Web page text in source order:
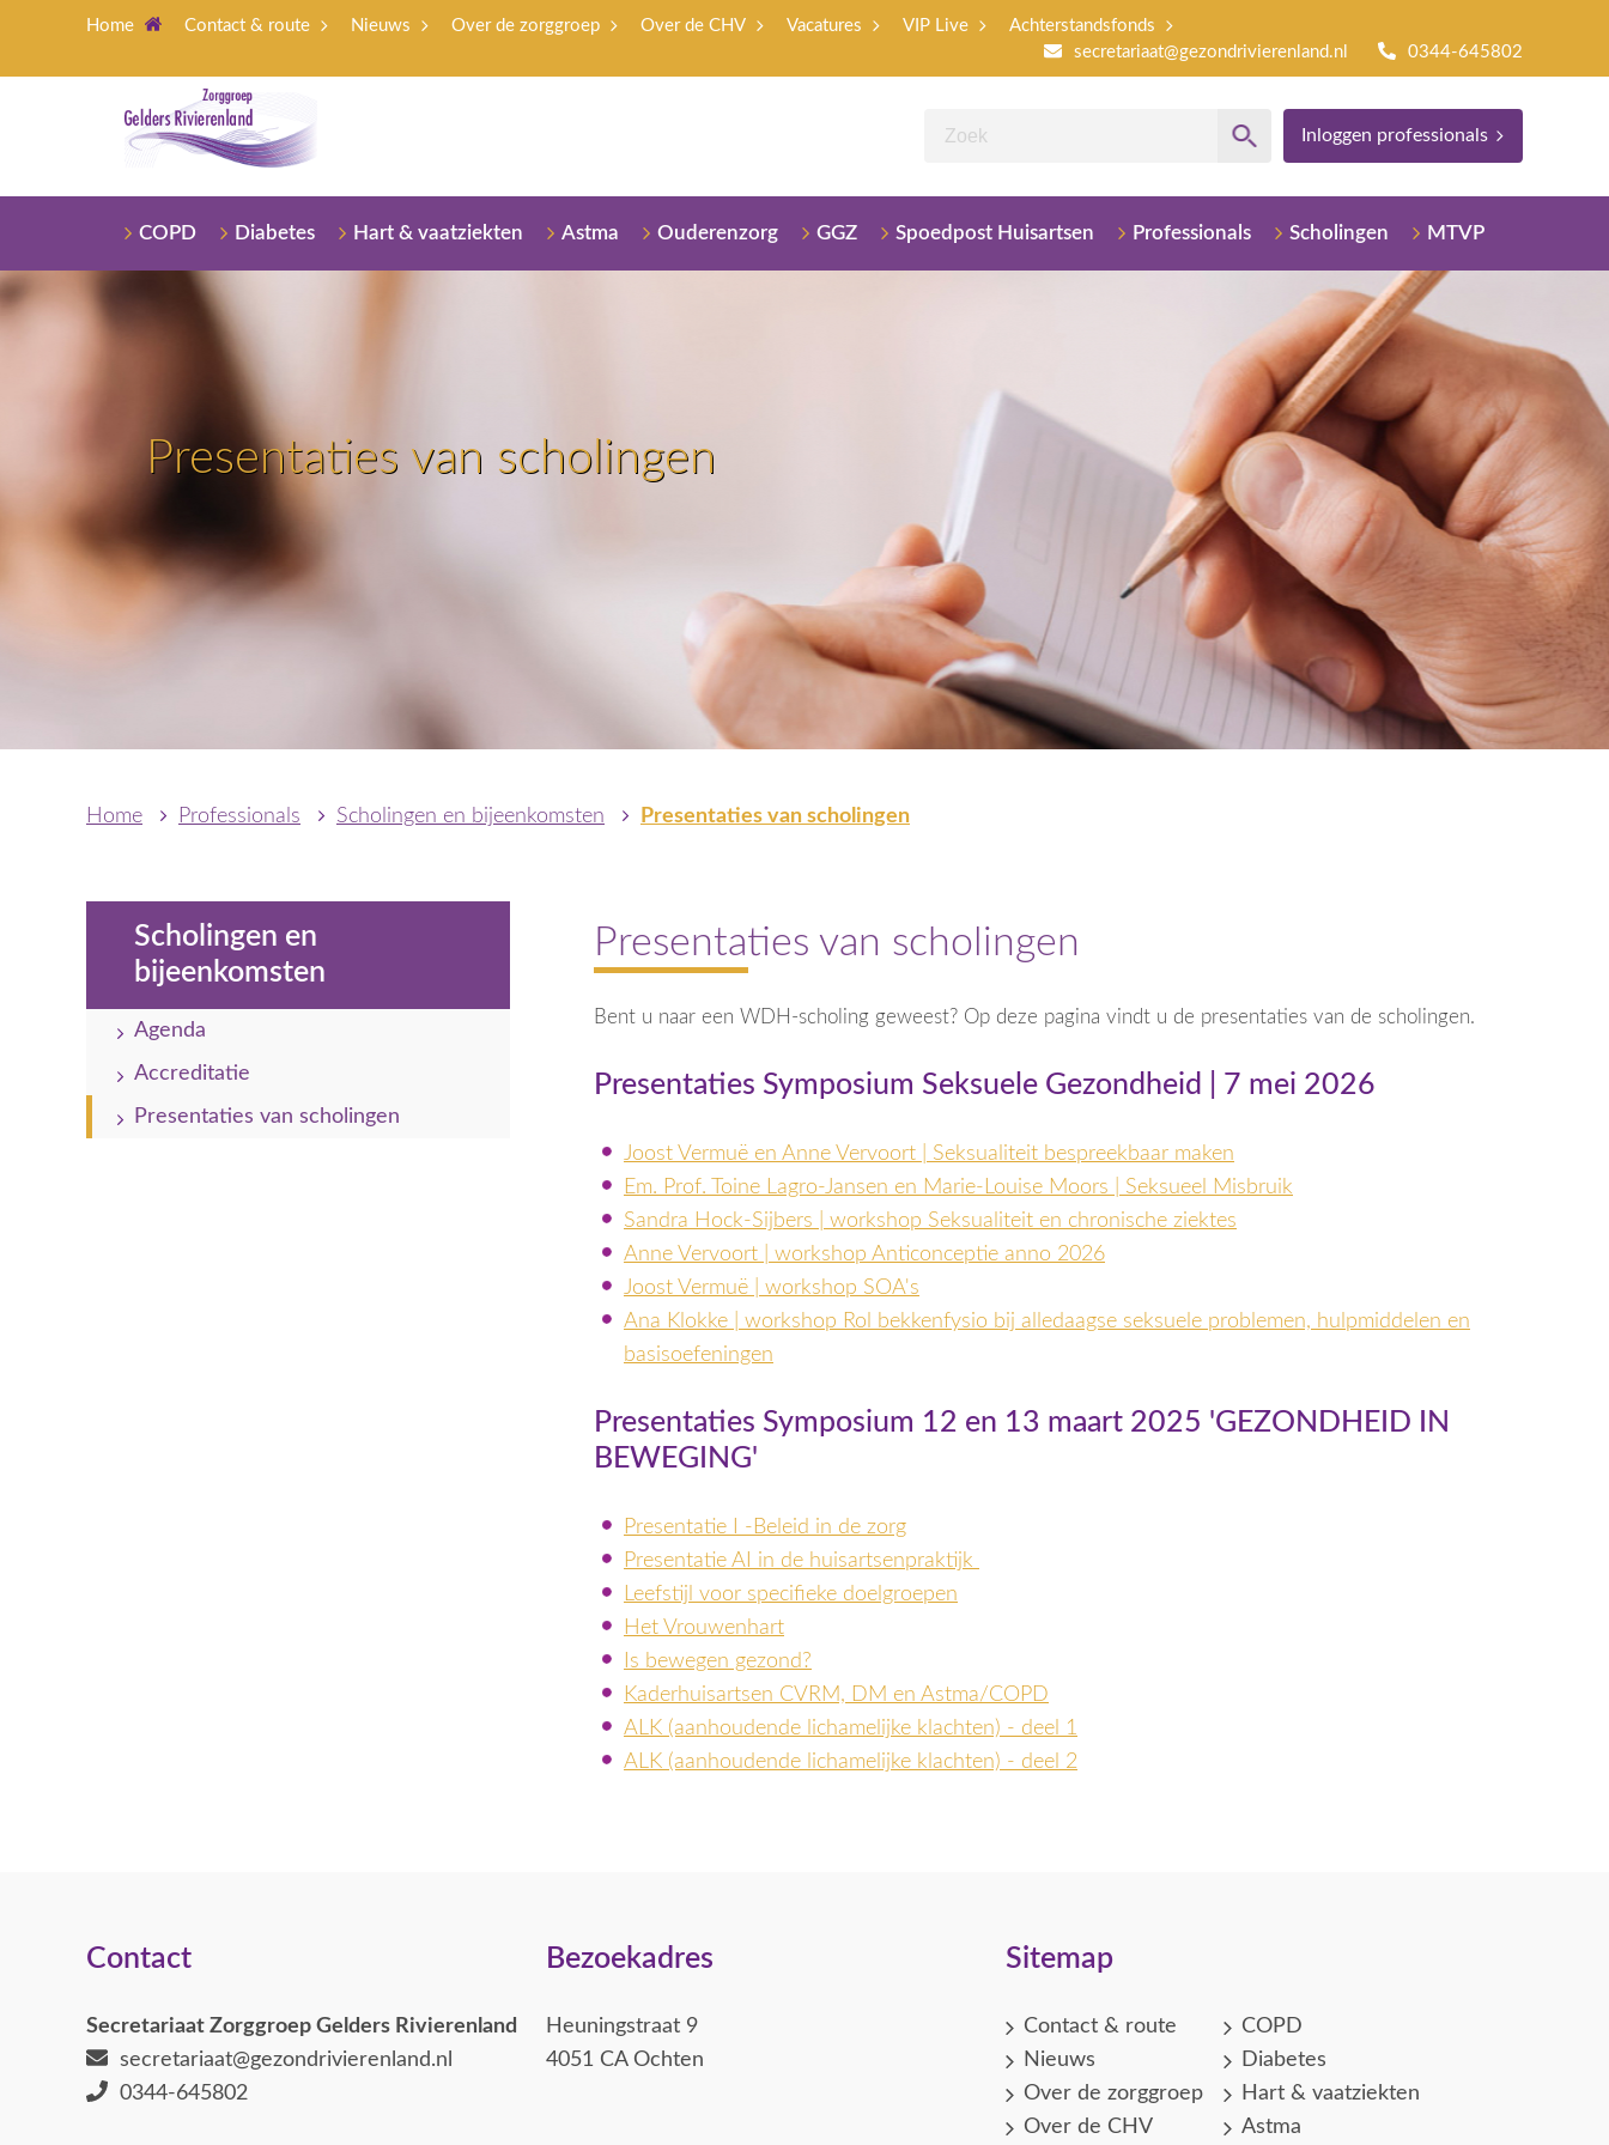
Home Contact & route Nieuws Over de zorggroep Over de CHV Vacatures VIP Live
Achterstandsfonds
secretariaat@gezondrivierenland.nl
0344-645802
Inloggen professionals
COPD Diabetes Hart & vaatziekten Astma Ouderenzorg GGZ Spoedpost Huisartsen Professionals Scholingen MTVP
Presentaties van scholingen
Home Professionals Scholingen en bijeenkomsten Presentaties van scholingen
Scholingen en
bijeenkomsten
Agenda
Accreditatie
Presentaties van scholingen
Presentaties van scholingen
Bent u naar een WDH-scholing geweest? Op deze pagina vindt u de presentaties van de scholingen.
Presentaties Symposium Seksuele Gezondheid | 7 mei 2026
Joost Vermuë en Anne Vervoort | Seksualiteit bespreekbaar maken
Em. Prof. Toine Lagro-Jansen en Marie-Louise Moors | Seksueel Misbruik
Sandra Hock-Sijbers | workshop Seksualiteit en chronische ziektes
Anne Vervoort | workshop Anticonceptie anno 2026
Joost Vermuë | workshop SOA's
Ana Klokke | workshop Rol bekkenfysio bij alledaagse seksuele problemen, hulpmiddelen en
basisoefeningen
Presentaties Symposium 12 en 13 maart 2025 'GEZONDHEID IN
BEWEGING'
Presentatie I -Beleid in de zorg
Presentatie AI in de huisartsenpraktijk
Leefstijl voor specifieke doelgroepen
Het Vrouwenhart
Is bewegen gezond?
Kaderhuisartsen CVRM, DM en Astma/COPD
ALK (aanhoudende lichamelijke klachten) - deel 1
ALK (aanhoudende lichamelijke klachten) - deel 2
Contact
Secretariaat Zorggroep Gelders Rivierenland
secretariaat@gezondrivierenland.nl
0344-645802
Bezoekadres
Heuningstraat 9
4051 CA Ochten
Sitemap
Contact & route
Nieuws
Over de zorggroep
Over de CHV
COPD
Diabetes
Hart & vaatziekten
Astma